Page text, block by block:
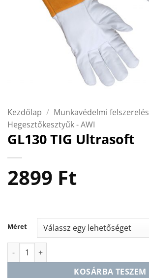
Kezdőlap / Munkavédelmi felszerelés
Hegesztőkesztyűk - AWI
GL130 TIG Ultrasoft
2899 Ft
Méret
GL130 TIG Ultrasoft mennyiség
KOSÁRBA TESZEM